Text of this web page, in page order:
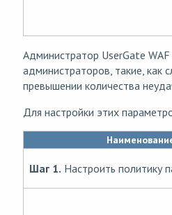
Администратор UserGate
администраторов, такие, как
превышении количества
Для настройки этих
Шаг 1. Настроить политику